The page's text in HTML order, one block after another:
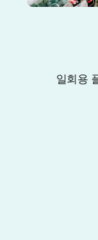
일회용